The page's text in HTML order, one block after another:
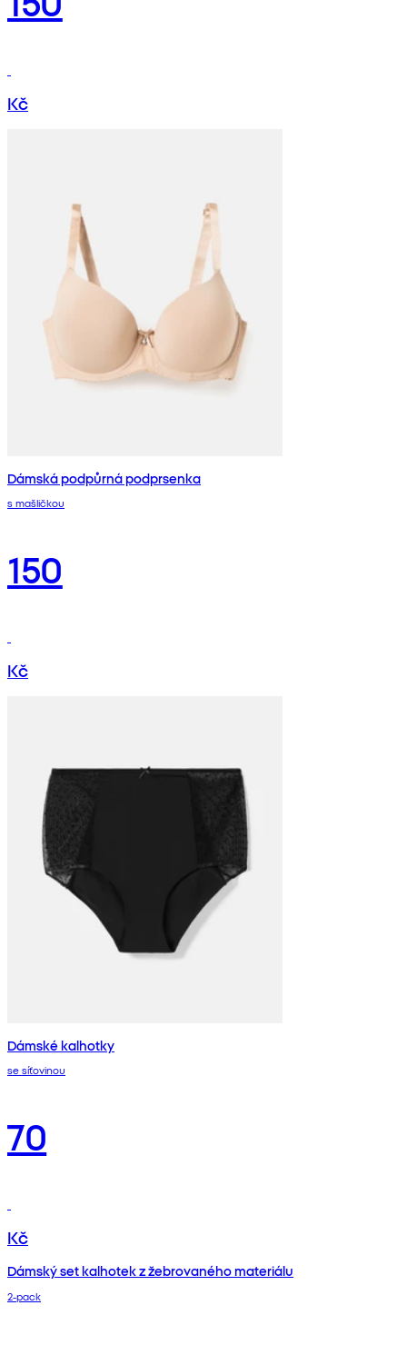
Kč
Dámská podpůrná podprsenka
s mašličkou
150
Kč
Dámské kalhotky
se síťovinou
70
Kč
Dámský set kalhotek z žebrovaného materiálu
2‑pack